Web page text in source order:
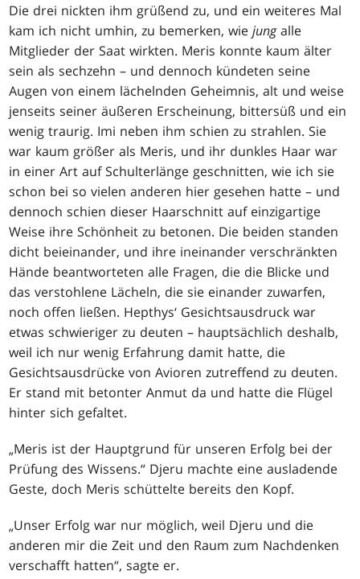
Die drei nickten ihm grüßend zu, und ein weiteres Mal
kam ich nicht umhin, zu bemerken, wiejungalle
Mitglieder der Saat wirkten. Meris konnte kaum älter
sein als sechzehn – und dennoch kündeten seine
Augen von einem lächelnden Geheimnis, alt und weise
jenseits seiner äußeren Erscheinung, bittersüß und ein
wenig traurig. Imi neben ihm schien zu strahlen. Sie
war kaum größer als Meris, und ihr dunkles Haar war
in einer Art auf Schulterlänge geschnitten, wie ich sie
schon bei so vielen anderen hier gesehen hatte – und
dennoch schien dieser Haarschnitt auf einzigartige
Weise ihre Schönheit zu betonen. Die beiden standen
dicht beieinander, und ihre ineinander verschränkten
Hände beantworteten alle Fragen, die die Blicke und
das verstohlene Lächeln, die sie einander zuwarfen,
noch offen ließen. Hepthys‘ Gesichtsausdruck war
etwas schwieriger zu deuten – hauptsächlich deshalb,
weil ich nur wenig Erfahrung damit hatte, die
Gesichtsausdrücke von Avioren zutreffend zu deuten.
Er stand mit betonter Anmut da und hatte die Flügel
hinter sich gefaltet.
„Meris ist der Hauptgrund für unseren Erfolg bei der
Prüfung des Wissens.“ Djeru machte eine ausladende
Geste, doch Meris schüttelte bereits den Kopf.
„Unser Erfolg war nur möglich, weil Djeru und die
anderen mir die Zeit und den Raum zum Nachdenken
verschafft hatten“, sagte er.